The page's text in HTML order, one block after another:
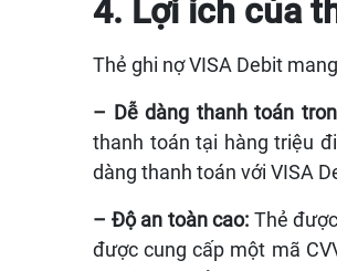
4. Lợi ích của
Thẻ ghi nợ VISA Debit
– Dễ dàng thanh toán
thanh toán tại hàng triệu
dàng thanh toán với VISA
– Độ an toàn cao: Thẻ
được cung cấp một mã